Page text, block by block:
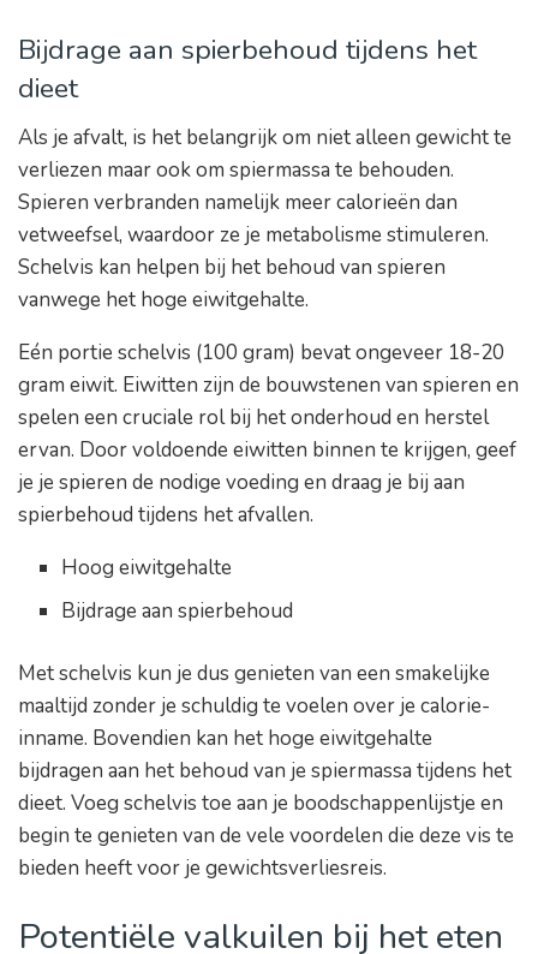
Bijdrage aan spierbehoud tijdens het
dieet
Als je afvalt, is het belangrijk om niet alleen gewicht te
verliezen maar ook om spiermassa te behouden.
Spieren verbranden namelijk meer calorieën dan
vetweefsel, waardoor ze je metabolisme stimuleren.
Schelvis kan helpen bij het behoud van spieren
vanwege het hoge eiwitgehalte.
Eén portie schelvis (100 gram) bevat ongeveer 18-20
gram eiwit. Eiwitten zijn de bouwstenen van spieren en
spelen een cruciale rol bij het onderhoud en herstel
ervan. Door voldoende eiwitten binnen te krijgen, geef
je je spieren de nodige voeding en draag je bij aan
spierbehoud tijdens het afvallen.
Hoog eiwitgehalte
Bijdrage aan spierbehoud
Met schelvis kun je dus genieten van een smakelijke
maaltijd zonder je schuldig te voelen over je calorie-
inname. Bovendien kan het hoge eiwitgehalte
bijdragen aan het behoud van je spiermassa tijdens het
dieet. Voeg schelvis toe aan je boodschappenlijstje en
begin te genieten van de vele voordelen die deze vis te
bieden heeft voor je gewichtsverliesreis.
Potentiële valkuilen bij het eten